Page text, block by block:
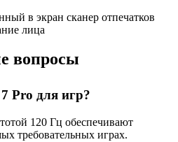
в экран сканер отпечатков
лица
вопросы
Pro для игр?
120 Гц обеспечивают
требовательных играх.